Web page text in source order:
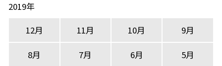
2019年
12月
11月 10月 9月
8月 7月 6月 5月